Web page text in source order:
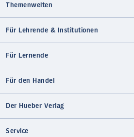
Themenwelten
Für Lehrende & Institutionen
Für Lernende
Für den Handel
Der Hueber Verlag
Service